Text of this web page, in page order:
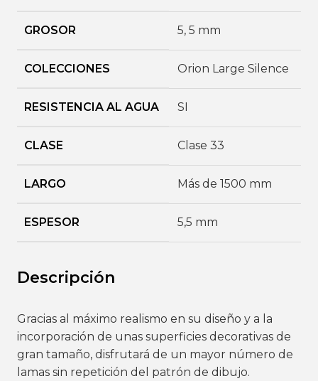
GROSOR 5, 5 mm
COLECCIONES Orion Large Silence
RESISTENCIA AL AGUA SI
CLASE Clase 33
LARGO Más de 1500 mm
ESPESOR 5,5 mm
Descripción
Gracias al máximo realismo en su diseño y a la
incorporación de unas superficies decorativas de
gran tamaño, disfrutará de un mayor número de
lamas sin repetición del patrón de dibujo.